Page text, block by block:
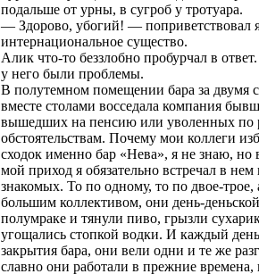
подальше от урны, в сугроб у тротуара.
— Здорово, убогий! — поприветствовал
интернациональное существо.
Алик что-то беззлобно пробурчал в
у него были проблемы.
В полутемном помещении бара за двумя
вместе столами восседала компания
вышедших на пенсию или уволенных по
обстоятельствам. Почему мои коллеги
сходок именно бар «Нева», я не знаю, но
мой приход я обязательно встречал в нем
знакомых. То по одному, то по двое-трое,
большим коллективом, они день-
полумраке и тянули пиво, грызли
угощались стопкой водки. И каждый
закрытия бара, они вели одни и те же
славно они работали в прежние времена,